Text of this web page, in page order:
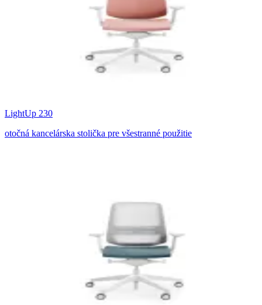
LightUp 230
otočná kancelárska stolička pre všestranné použitie